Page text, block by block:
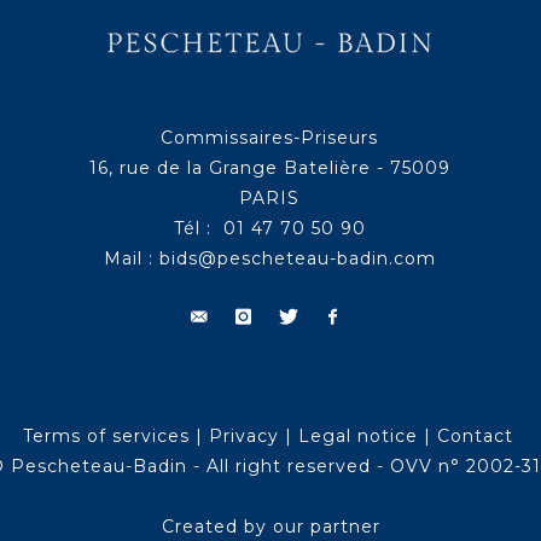
Commissaires-Priseurs
16, rue de la Grange Batelière - 75009
PARIS
Tél : 01 47 70 50 90
Mail : bids@pescheteau-badin.com
Terms of services | Privacy | Legal notice | Contact
Pescheteau-Badin - All right reserved - OVV n° 2002-
Created by our partner